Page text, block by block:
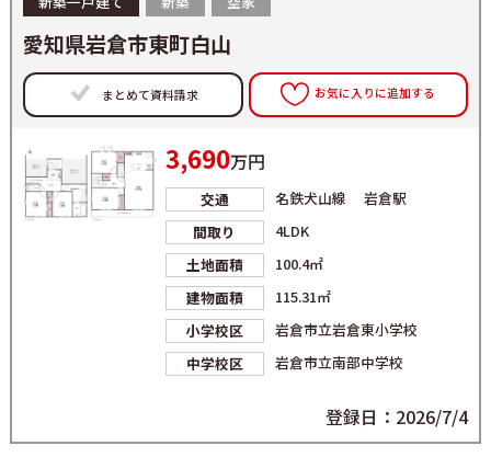
愛知県岩倉市東町白山
まとめて資料請求 お気に入りに追加する
3,690万円
交通
名鉄犬山線 岩倉駅
間取り
4LDK
土地面積
100.4㎡
建物面積
115.31㎡
小学校区
岩倉市立岩倉東小学校
中学校区
岩倉市立南部中学校
登録日：2026/7/4